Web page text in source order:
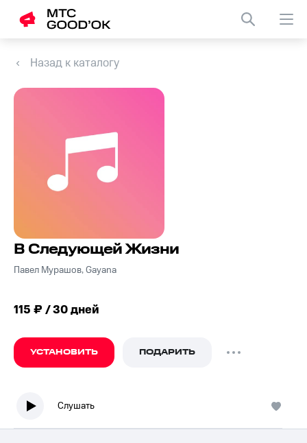
Назад к каталогу
В Следующей Жизни
Павел Мурашов, Gayana
115 ₽ / 30 дней
УСТАНОВИТЬ ПОДАРИТЬ
Слушать